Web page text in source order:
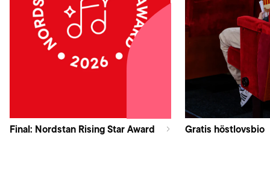
Final: Nordstan Rising Star Award Gratis höstlovsbio